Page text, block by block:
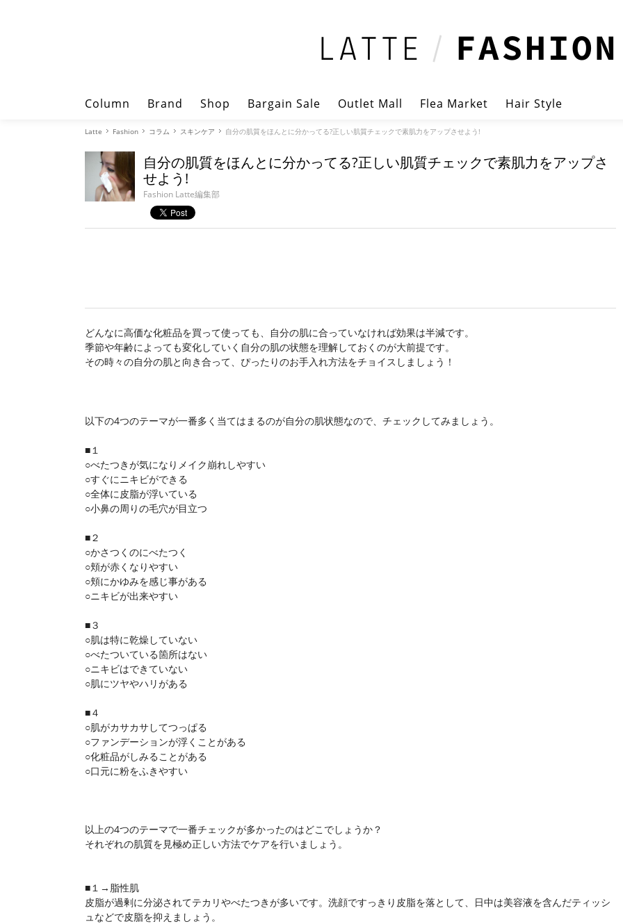
Column Brand Shop Bargain Sale Outlet Mall Flea Market Hair Style
Latte Fashion コラム スキンケア 自分の肌質をほんとに分かってる?正しい肌質チェックで素肌力をアップさせよう!
自分の肌質をほんとに分かってる?正しい肌質チェックで素肌力をアップさ
せよう!
Fashion Latte編集部
どんなに高価な化粧品を買って使っても、自分の肌に合っていなければ効果は半減です。
季節や年齢によっても変化していく自分の肌の状態を理解しておくのが大前提です。
その時々の自分の肌と向き合って、ぴったりのお手入れ方法をチョイスしましょう！
以下の4つのテーマが一番多く当てはまるのが自分の肌状態なので、チェックしてみましょう。
■１
○べたつきが気になりメイク崩れしやすい
○すぐにニキビができる
○全体に皮脂が浮いている
○小鼻の周りの毛穴が目立つ
■２
○かさつくのにべたつく
○頬が赤くなりやすい
○頬にかゆみを感じ事がある
○ニキビが出来やすい
■３
○肌は特に乾燥していない
○べたついている箇所はない
○ニキビはできていない
○肌にツヤやハリがある
■４
○肌がカサカサしてつっぱる
○ファンデーションが浮くことがある
○化粧品がしみることがある
○口元に粉をふきやすい
以上の4つのテーマで一番チェックが多かったのはどこでしょうか？
それぞれの肌質を見極め正しい方法でケアを行いましょう。
■１→脂性肌
皮脂が過剰に分泌されてテカリやべたつきが多いです。洗顔ですっきり皮脂を落として、日中は美容液を含んだティッシ
ュなどで皮脂を抑えましょう。